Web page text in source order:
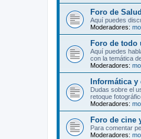
Foro de
Aquí puedes
Moderadores:
Foro de todo
Aquí puedes
con la temática
Moderadores:
Informática
Dudas sobre el
retoque
Moderadores:
Foro de cine
Para comentar
Moderadores: